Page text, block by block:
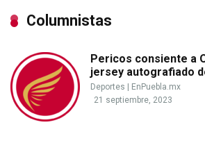
Columnistas
Pericos consiente a
jersey autografiado
Deportes | EnPuebla.mx
21 septiembre, 2023